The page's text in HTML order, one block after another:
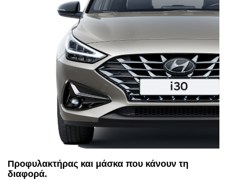
Προφυλακτήρας και μάσκα που κάνουν τη
διαφορά.